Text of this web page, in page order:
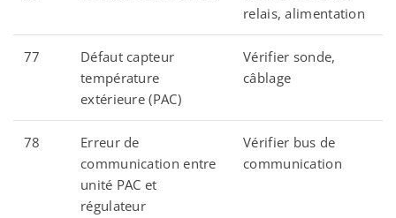
relais, alimentation
77
Défaut capteur
température
extérieure (PAC)
Vérifier sonde,
câblage
78
Erreur de
communication entre
unité PAC et
régulateur
Vérifier bus de
communication